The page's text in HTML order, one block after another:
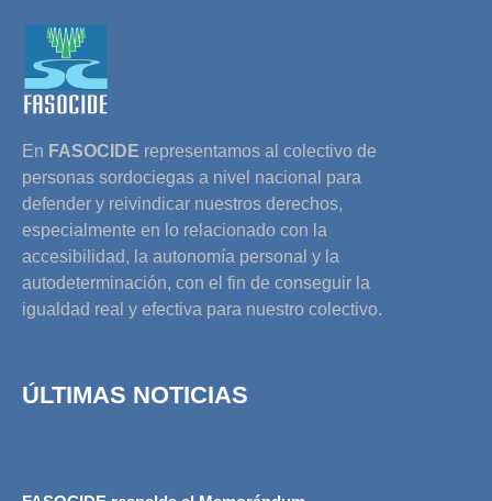
En FASOCIDE representamos al colectivo de
personas sordociegas a nivel nacional para
defender y reivindicar nuestros derechos,
especialmente en lo relacionado con la
accesibilidad, la autonomía personal y la
autodeterminación, con el fin de conseguir la
igualdad real y efectiva para nuestro colectivo.
ÚLTIMAS NOTICIAS